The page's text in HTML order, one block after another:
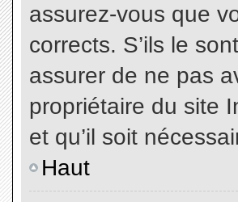
assurez-vous que
corrects. S’ils le
assurer de ne pas
propriétaire du site
et qu’il soit
Haut